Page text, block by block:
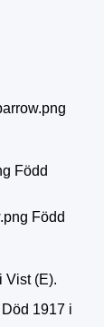
Född
Född
Vist (E).
Död 1917 i